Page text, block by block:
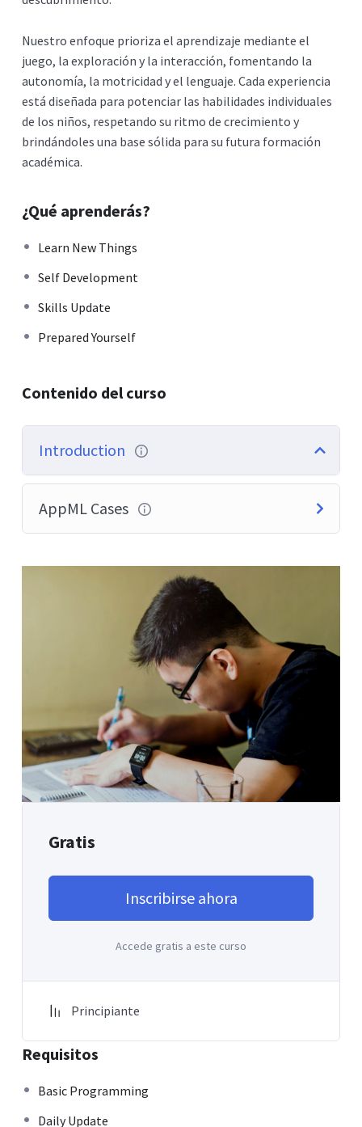
Nuestro enfoque prioriza el aprendizaje mediante el
juego, la exploración y la interacción, fomentando la
autonomía, la motricidad y el lenguaje. Cada experiencia
está diseñada para potenciar las habilidades individuales
de los niños, respetando su ritmo de crecimiento y
brindándoles una base sólida para su futura formación
académica.
¿Qué aprenderás?
Learn New Things
Self Development
Skills Update
Prepared Yourself
Contenido del curso
Introduction
AppML Cases
Gratis
Inscribirse ahora
Accede gratis a este curso
Principiante
Requisitos
Basic Programming
Daily Update